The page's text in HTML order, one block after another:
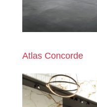
Atlas Concorde